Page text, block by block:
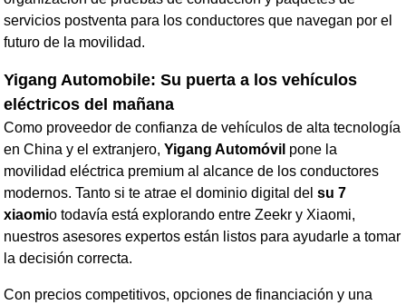
servicios postventa para los conductores que navegan por el
futuro de la movilidad.
Yigang Automobile: Su puerta a los vehículos
eléctricos del mañana
Como proveedor de confianza de vehículos de alta tecnología
en China y el extranjero,Yigang Automóvil pone la
movilidad eléctrica premium al alcance de los conductores
modernos. Tanto si te atrae el dominio digital delsu 7
xiaomio todavía está explorando entre Zeekr y Xiaomi,
nuestros asesores expertos están listos para ayudarle a tomar
la decisión correcta.
Con precios competitivos, opciones de financiación y una